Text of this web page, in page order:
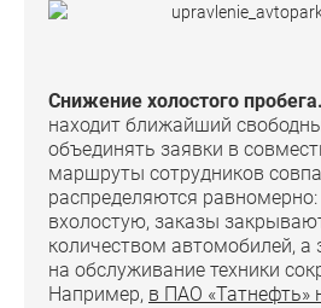
Снижение холостого пробега.
находит ближайший
объединять заявки в
маршруты сотрудников
распределяются равномерно:
вхолостую, заказы
количеством автомобилей, а
на обслуживание техники
Например, в ПАО